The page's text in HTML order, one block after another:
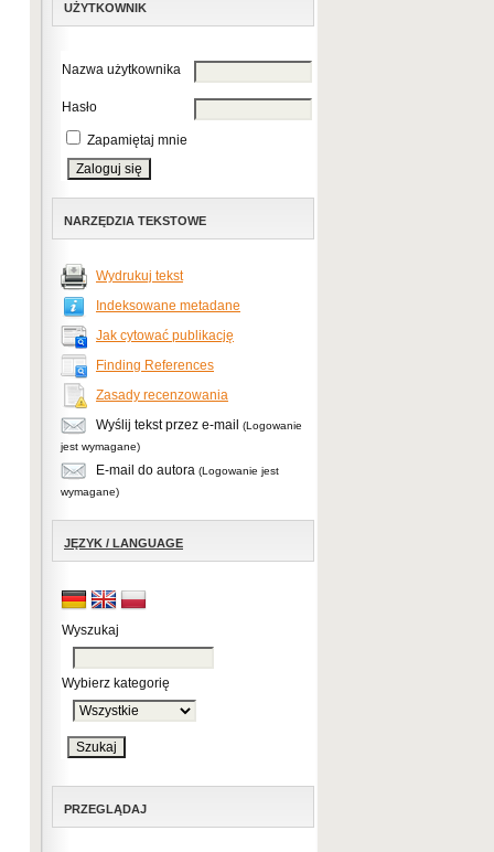
UŻYTKOWNIK
Nazwa użytkownika
Hasło
Zapamiętaj mnie
NARZĘDZIA TEKSTOWE
Wydrukuj tekst
Indeksowane metadane
Jak cytować publikację
Finding References
Zasady recenzowania
Wyślij tekst przez e-mail
(Logowanie
jest wymagane)
E-mail do autora (Logowanie jest
wymagane)
JĘZYK / LANGUAGE
Wyszukaj
Wybierz kategorię
PRZEGLĄDAJ